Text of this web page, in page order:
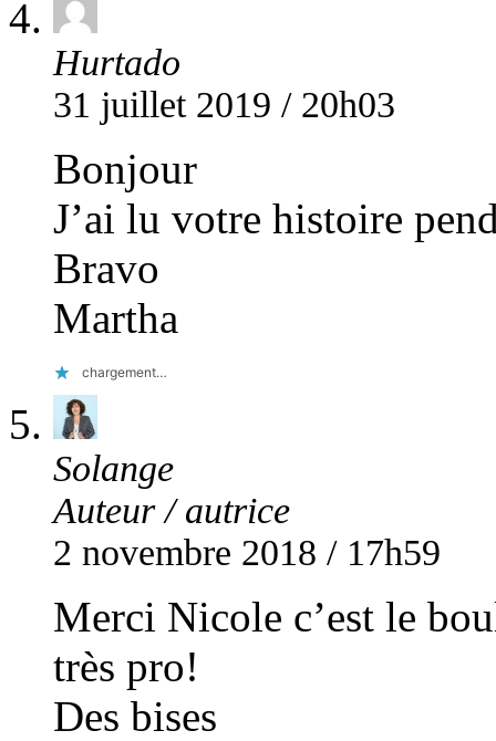
Hurtado
31 juillet 2019 / 20h03
Bonjour
J’ai lu votre histoire
Bravo
Martha
chargement…
Solange
Auteur / autrice
2 novembre 2018 / 17h59
Merci Nicole c’est le
très pro!
Des bises